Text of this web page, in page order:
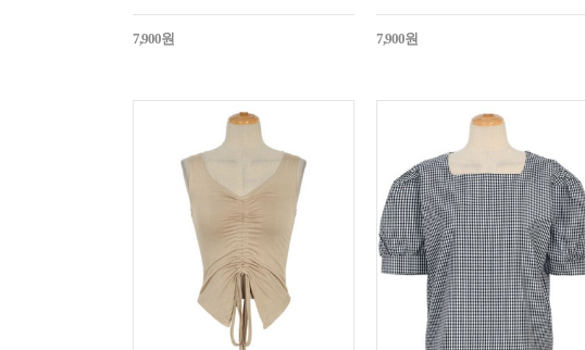
7,900원 7,900원